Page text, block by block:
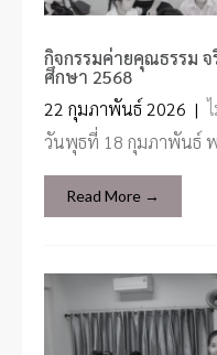
กิจกรรมค่ายคุณธรรม
ศึกษา 2568
22 กุมภาพันธ์ 2026 |
วันพุธที่ 18 กุมภาพันธ์
Read More →